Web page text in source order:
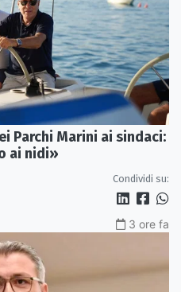
Parchi Marini ai sindaci:
ai nidi»
Condividi su:
3 ore fa